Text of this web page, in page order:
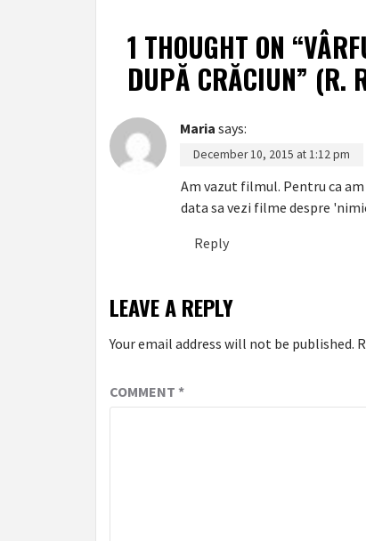
1 THOUGHT ON “
DUPĂ CRĂCIUN” (R.
Maria says:
December 10, 2015 at 1:12 pm
Am vazut filmul. Pentru ca
data sa vezi filme despre
Reply
LEAVE A REPLY
Your email address will not be published.
COMMENT *